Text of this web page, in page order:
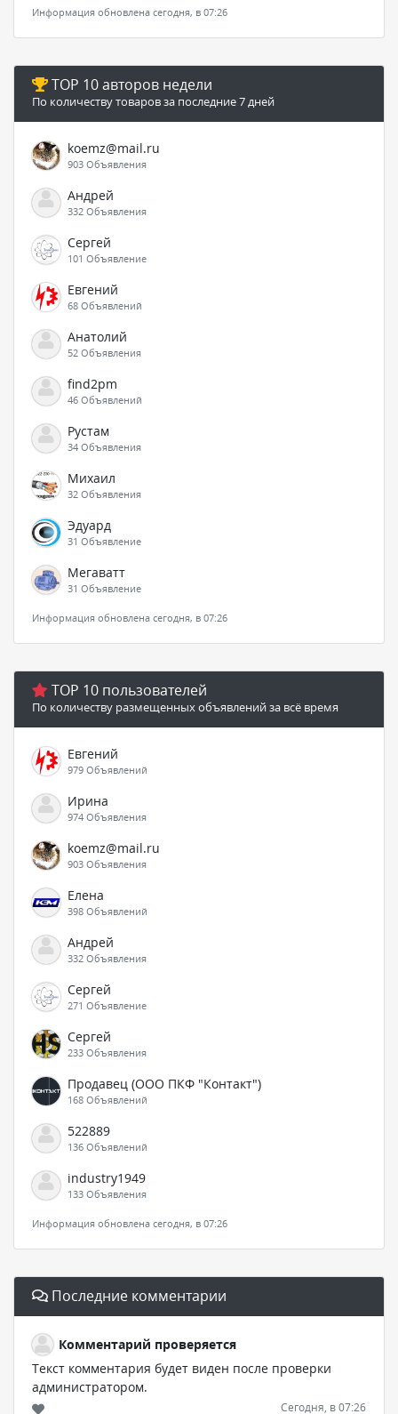
Информация обновлена сегодня, в 07:26
TOP 10 авторов недели
По количеству товаров за последние 7 дней
koemz@mail.ru
903 Объявления
Андрей
332 Объявления
Сергей
101 Объявление
Евгений
68 Объявлений
Анатолий
52 Объявления
find2pm
46 Объявлений
Рустам
34 Объявления
Михаил
32 Объявления
Эдуард
31 Объявление
Мегаватт
31 Объявление
Информация обновлена сегодня, в 07:26
TOP 10 пользователей
По количеству размещенных объявлений за всё время
Евгений
979 Объявлений
Ирина
974 Объявления
koemz@mail.ru
903 Объявления
Елена
398 Объявлений
Андрей
332 Объявления
Сергей
271 Объявление
Сергей
233 Объявления
Продавец (ООО ПКФ "Контакт")
168 Объявлений
522889
136 Объявлений
industry1949
133 Объявления
Информация обновлена сегодня, в 07:26
Последние комментарии
Комментарий проверяется
Текст комментария будет виден после проверки
администратором.
Сегодня, в 07:26